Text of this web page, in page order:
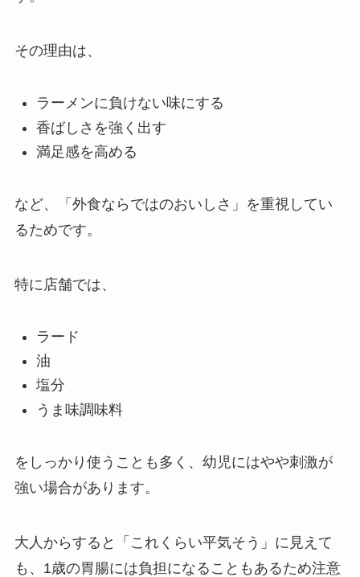
その理由は、
ラーメンに負けない味にする
香ばしさを強く出す
満足感を高める
など、「外食ならではのおいしさ」を重視してい
るためです。
特に店舗では、
ラード
油
塩分
うま味調味料
をしっかり使うことも多く、幼児にはやや刺激が
強い場合があります。
大人からすると「これくらい平気そう」に見えて
も、1歳の胃腸には負担になることもあるため注意